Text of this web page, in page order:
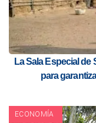
La Sala Especial
para
ECONOMÍA